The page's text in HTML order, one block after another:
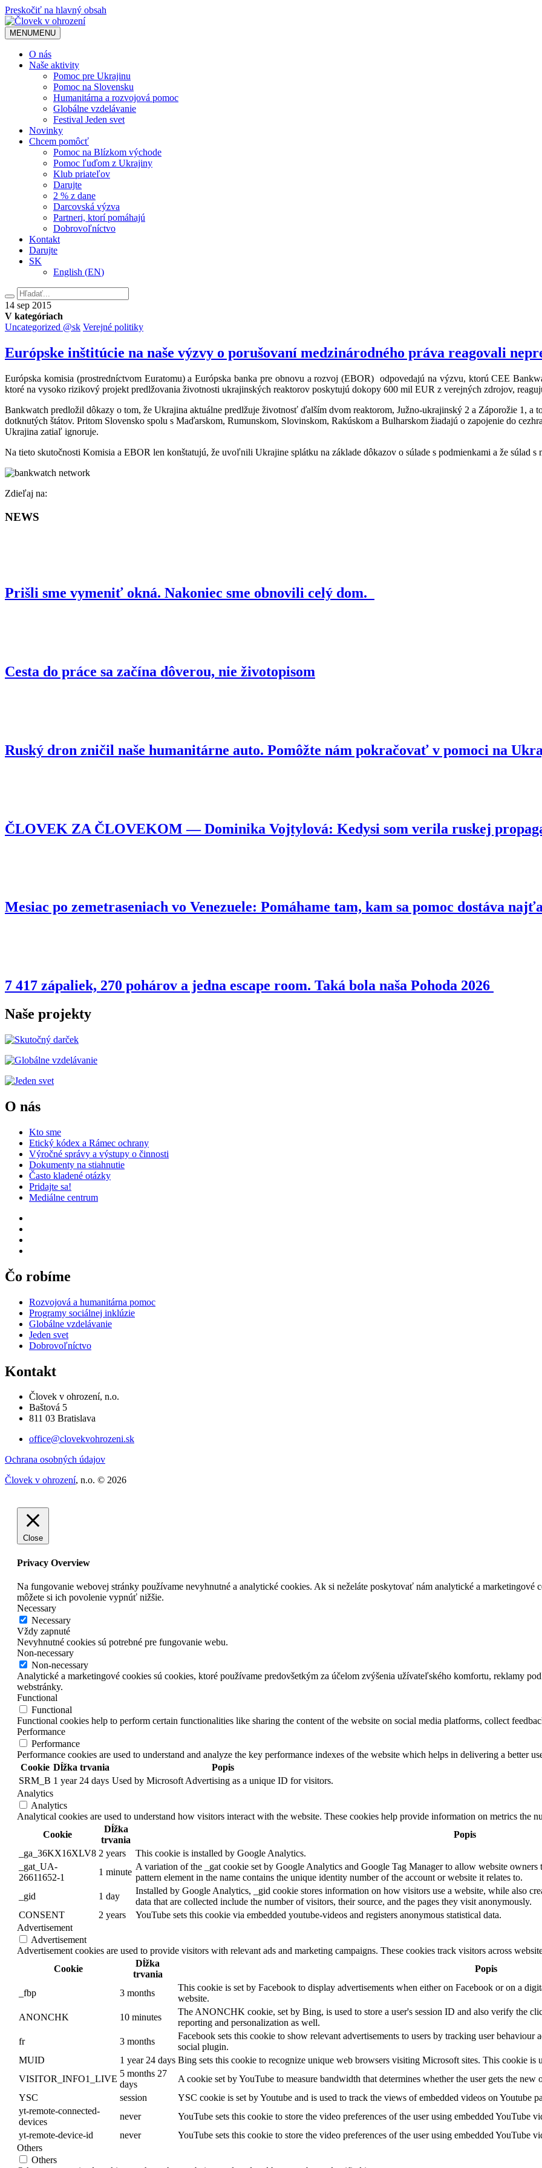
Preskočiť na hlavný obsah
MENUMENU
O nás
Naše aktivity
Pomoc pre Ukrajinu
Pomoc na Slovensku
Humanitárna a rozvojová pomoc
Globálne vzdelávanie
Festival Jeden svet
Novinky
Chcem pomôcť
Pomoc na Blízkom východe
Pomoc ľuďom z Ukrajiny
Klub priateľov
Darujte
2 % z dane
Darcovská výzva
Partneri, ktorí pomáhajú
Dobrovoľníctvo
Kontakt
Darujte
SK
English (EN)
Hľadať
14 sep 201514.
septembra
2015
V kategóriach
Uncategorized @sk Verejné politiky
Európske inštitúcie na naše výzvy o porušovaní medzinárodného práva reagovali
Európska komisia (prostredníctvom Euratomu) a Európska banka pre obnovu a rozvoj (EBOR) odpovedajú na výzvu, ktorú CEE
ktoré na vysoko rizikový projekt predlžovania životnosti ukrajinských reaktorov poskytujú dokopy 600 mil EUR z verejných zdrojov,
Bankwatch predložil dôkazy o tom, že Ukrajina aktuálne predlžuje životnosť ďalším dvom reaktorom, Južno-ukrajinský 2 a Záporožie 1, a
dotknutých štátov. Pritom Slovensko spolu s Maďarskom, Rumunskom, Slovinskom, Rakúskom a Bulharskom žiadajú o zapojenie do
Ukrajina zatiaľ ignoruje.
Na tieto skutočnosti Komisia a EBOR len konštatujú, že uvoľnili Ukrajine splátku na základe dôkazov o súlade s podmienkami a že súlad
Zdieľaj na:
NEWS
Prišli sme vymeniť okná. Nakoniec sme obnovili celý dom.
Cesta do práce sa začína dôverou, nie životopisom
Ruský dron zničil naše humanitárne auto. Pomôžte nám pokračovať v pomoci na
ČLOVEK ZA ČLOVEKOM — Dominika Vojtylová: Kedysi som verila ruskej
Mesiac po zemetraseniach vo Venezuele: Pomáhame tam, kam sa pomoc dostáva
7 417 zápaliek, 270 pohárov a jedna escape room. Taká bola naša Pohoda 2026
Naše projekty
O nás
Kto sme
Etický kódex a Rámec ochrany
Výročné správy a výstupy o činnosti
Dokumenty na stiahnutie
Často kladené otázky
Pridajte sa!
Mediálne centrum
Čo robíme
Rozvojová a humanitárna pomoc
Programy sociálnej inklúzie
Globálne vzdelávanie
Jeden svet
Dobrovoľníctvo
Kontakt
Človek v ohrození, n.o.
Baštová 5
811 03 Bratislava
office@clovekvohrozeni.sk
Ochrana osobných údajov
Človek v ohrození, n.o. © 2026
Close
Privacy Overview
Na fungovanie webovej stránky používame nevyhnutné a analytické cookies. Ak si neželáte poskytovať nám analytické a marketingové
môžete si ich povolenie vypnúť nižšie.
Necessary
Necessary
Vždy zapnuté
Nevyhnutné cookies sú potrebné pre fungovanie webu.
Non-necessary
Non-necessary
Analytické a marketingové cookies sú cookies, ktoré používame predovšetkým za účelom zvýšenia užívateľského komfortu, reklamy
webstránky.
Functional
Functional
Functional cookies help to perform certain functionalities like sharing the content of the website on social media platforms, collect
Performance
Performance
Performance cookies are used to understand and analyze the key performance indexes of the website which helps in delivering a better
Cookie Dĺžka trvania
Popis
SRM_B 1 year 24 days Used by Microsoft Advertising as a unique ID for visitors.
Analytics
Analytics
Analytical cookies are used to understand how visitors interact with the website. These cookies help provide information on metrics the
Cookie
Dĺžka
trvania
Popis
_ga_36KX16XLV8 2 years
This cookie is installed by Google Analytics.
_gat_UA-
26611652-1
1 minute
A variation of the _gat cookie set by Google Analytics and Google Tag Manager to allow website
pattern element in the name contains the unique identity number of the account or website it relates to.
_gid
1 day
Installed by Google Analytics, _gid cookie stores information on how visitors use a website, while also
data that are collected include the number of visitors, their source, and the pages they visit anonymously.
CONSENT
2 years
YouTube sets this cookie via embedded youtube-videos and registers anonymous statistical data.
Advertisement
Advertisement
Advertisement cookies are used to provide visitors with relevant ads and marketing campaigns. These cookies track visitors across
Cookie
Dĺžka
trvania
Popis
_fbp 3 months
This cookie is set by Facebook to display advertisements when either on Facebook or on a
website.
ANONCHK
10 minutes
The ANONCHK cookie, set by Bing, is used to store a user's session ID and also verify the
reporting and personalization as well.
fr
3 months
Facebook sets this cookie to show relevant advertisements to users by tracking user
social plugin.
MUID
1 year 24 days Bing sets this cookie to recognize unique web browsers visiting Microsoft sites. This cookie is
VISITOR_INFO1_LIVE
5 months 27
days
A cookie set by YouTube to measure bandwidth that determines whether the user gets the new
YSC
session
YSC cookie is set by Youtube and is used to track the views of embedded videos on Youtube
yt-remote-connected-
devices
never
YouTube sets this cookie to store the video preferences of the user using embedded YouTube
yt-remote-device-id
never
YouTube sets this cookie to store the video preferences of the user using embedded YouTube
Others
Others